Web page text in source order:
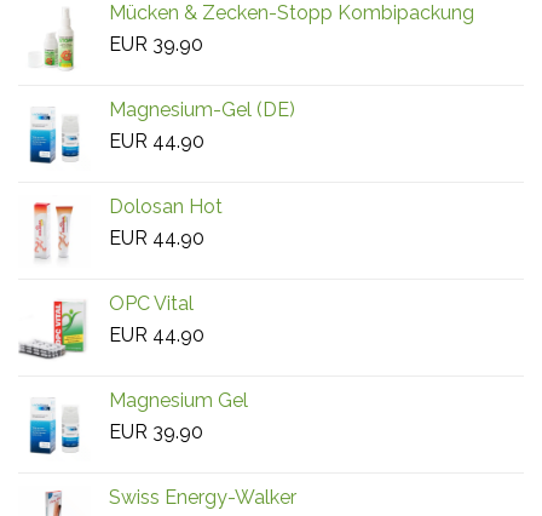
Mücken & Zecken-Stopp Kombipackung
EUR 39.90
Magnesium-Gel (DE)
EUR 44.90
Dolosan Hot
EUR 44.90
OPC Vital
EUR 44.90
Magnesium Gel
EUR 39.90
Swiss Energy-Walker